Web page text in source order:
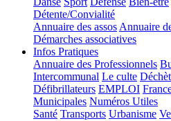
Détente/Convialité
Annuaire des assosAnnuaire
Démarches associatives
Infos Pratiques
Annuaire des Professionnels
Intercommunal Le culte
Défibrillateurs EMPLOI
Municipales Numéros Utiles
Santé Transports Urbanisme